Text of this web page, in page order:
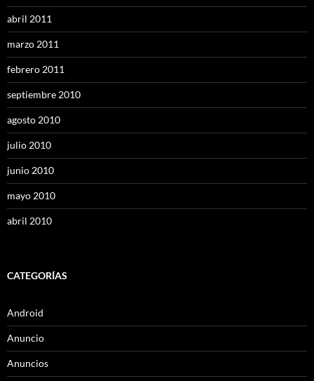
abril 2011
marzo 2011
febrero 2011
septiembre 2010
agosto 2010
julio 2010
junio 2010
mayo 2010
abril 2010
CATEGORÍAS
Android
Anuncio
Anuncios